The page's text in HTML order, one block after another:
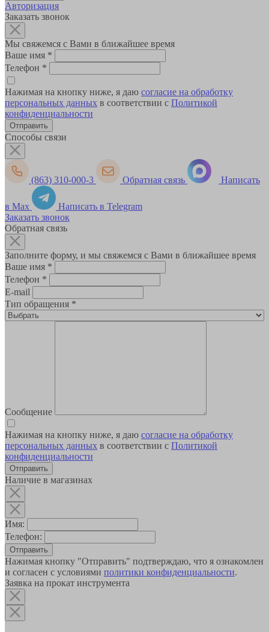
Авторизация
Заказать звонок
Мы свяжемся с Вами в ближайшее время
Ваше имя *
Телефон *
Нажимая на кнопку ниже, я даю согласие на обработку
персональных данных в соответствии с Политикой
конфиденциальности
Способы связи
(863) 310-000-3 Обратная связь Написать
в Max
Написать в Telegram
Заказать звонок
Обратная связь
Заполните форму, и мы свяжемся с Вами в ближайшее время
Ваше имя *
Телефон *
E-mail
Тип обращения *
Сообщение
Нажимая на кнопку ниже, я даю согласие на обработку
персональных данных в соответствии с Политикой
конфиденциальности
Наличие в магазинах
Имя:
Телефон:
Отправить
Нажимая кнопку "Отправить" подтверждаю, что я ознакомлен
и согласен с условиями политики конфиденциальности.
Заявка на прокат инструмента